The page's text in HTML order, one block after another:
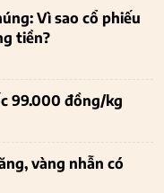
Vì sao cổ phiếu
tiền?
99.000 đồng/kg
vàng nhẫn có